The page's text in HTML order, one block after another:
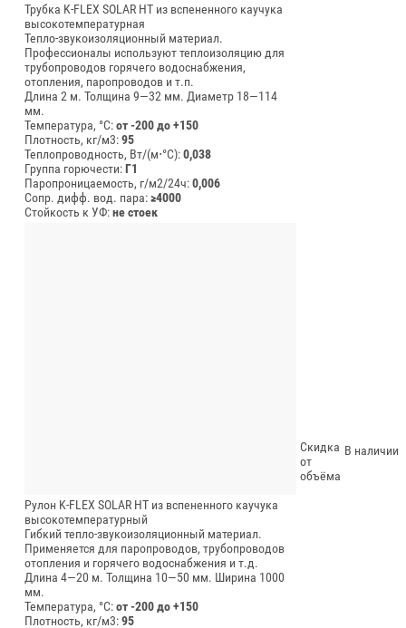
Трубка K-FLEX SOLAR HT из вспененного каучука
высокотемпературная
Тепло-звукоизоляционный материал.
Профессионалы используют теплоизоляцию для
трубопроводов горячего водоснабжения,
отопления, паропроводов и т.п.
Длина 2 м. Толщина 9—32 мм. Диаметр 18—114
мм.
Температура, °C:от -200 до +150
Плотность, кг/м3:95
Теплопроводность, Вт/(м⋅°С):0,038
Группа горючести:Г1
Паропроницаемость, г/м2/24ч:0,006
Сопр. дифф. вод. пара:≥4000
Стойкость к УФ:не стоек
Рулон K-FLEX SOLAR HT из вспененного каучука
высокотемпературный
Гибкий тепло-звукоизоляционный материал.
Применяется для паропроводов, трубопроводов
отопления и горячего водоснабжения и т.д.
Длина 4—20 м. Толщина 10—50 мм. Ширина 1000
мм.
Температура, °C:от -200 до +150
Плотность, кг/м3:95
Скидка
от
объёма
В наличии